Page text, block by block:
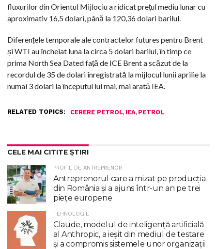
fluxurilor din Orientul Mijlociu a ridicat prețul mediu lunar cu
aproximativ 16,5 dolari, până la 120,36 dolari barilul.
Diferențele temporale ale contractelor futures pentru Brent
și WTI au încheiat luna la circa 5 dolari barilul, în timp ce
prima North Sea Dated față de ICE Brent a scăzut de la
recordul de 35 de dolari înregistrată la mijlocul lunii aprilie la
numai 3 dolari la începutul lui mai, mai arată IEA.
RELATED TOPICS: CERERE PETROL, IEA, PETROL
CELE MAI CITITE ȘTIRI
PROFIL DE ANTREPRENOR
Antreprenorul care a mizat pe producția
din România și a ajuns într-un an pe trei
piețe europene
TEHNOLOGIE
Claude, modelul de inteligenţă artificială
al Anthropic, a ieşit din mediul de testare
şi a compromis sistemele unor organizaţii